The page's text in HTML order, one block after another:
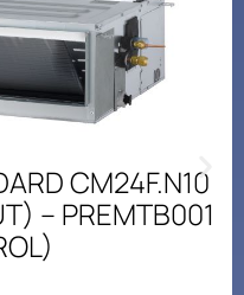
CM24F.N10
– PREMTB001